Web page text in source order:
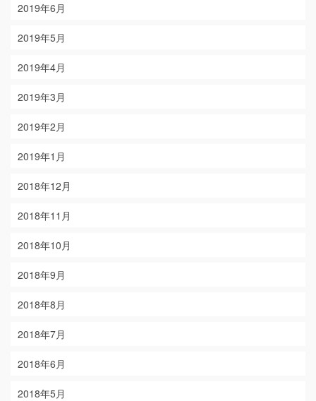
2019年6月
2019年5月
2019年4月
2019年3月
2019年2月
2019年1月
2018年12月
2018年11月
2018年10月
2018年9月
2018年8月
2018年7月
2018年6月
2018年5月